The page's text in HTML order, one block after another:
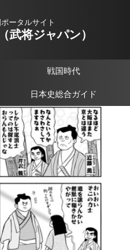
ータルサイト
武将ジャパン）
戦国時代
日本史総合ガイド